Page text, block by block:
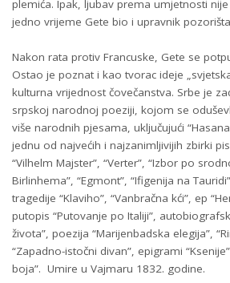
plemića. Ipak, ljubav prema umjetnosti
jedno vrijeme Gete bio i upravnik
Nakon rata protiv Francuske, Gete se
Ostao je poznat i kao tvorac ideje
kulturna vrijednost čovečanstva. Srbe je
srpskoj narodnoj poeziji, kojom se
više narodnih pjesama, uključujući
jednu od najvećih i najzanimljivijih zbirki
“Vilhelm Majster”, “Verter”, “Izbor po
Birlinhema”, “Egmont”, “Ifigenija na
tragedije “Klaviho”, “Vanbračna kći”, ep
putopis “Putovanje po Italiji”,
života”, poezija “Marijenbadska elegija”,
“Zapadno-istočni divan”, epigrami
boja”. Umire u Vajmaru 1832. godine.